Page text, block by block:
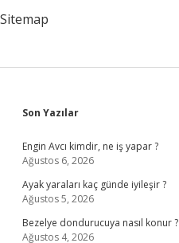
Sitemap
Sidebar
Son Yazılar
Engin Avcı kimdir, ne iş yapar ?
Ağustos 6, 2026
Ayak yaraları kaç günde iyileşir ?
Ağustos 5, 2026
Bezelye dondurucuya nasıl konur ?
Ağustos 4, 2026